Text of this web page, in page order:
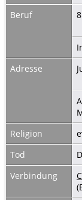
Beruf
Adresse
Religion
Tod
Verbindung